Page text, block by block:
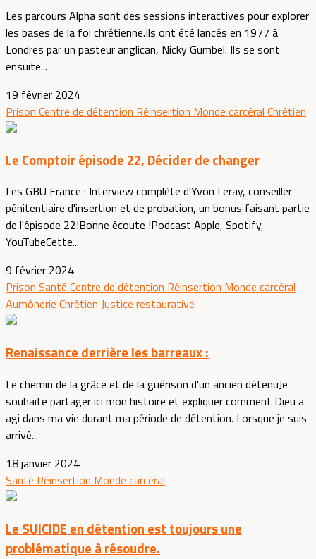
Les parcours Alpha sont des sessions interactives pour explorer
les bases de la foi chrétienne.Ils ont été lancés en 1977 à
Londres par un pasteur anglican, Nicky Gumbel. Ils se sont
ensuite...
19 février 2024
Prison Centre de détention Réinsertion Monde carcéral Chrétien
Le Comptoir épisode 22, Décider de changer
Les GBU France : Interview complète d'Yvon Leray, conseiller
pénitentiaire d'insertion et de probation, un bonus faisant partie
de l'épisode 22!Bonne écoute !Podcast Apple, Spotify,
YouTubeCette...
9 février 2024
Prison Santé Centre de détention Réinsertion Monde carcéral
Aumônerie Chrétien Justice restaurative
Renaissance derrière les barreaux :
Le chemin de la grâce et de la guérison d'un ancien détenuJe
souhaite partager ici mon histoire et expliquer comment Dieu a
agi dans ma vie durant ma période de détention. Lorsque je suis
arrivé...
18 janvier 2024
Santé Réinsertion Monde carcéral
Le SUICIDE en détention est toujours une
problématique à résoudre.